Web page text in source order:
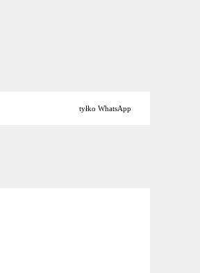
tyłko WhatsApp